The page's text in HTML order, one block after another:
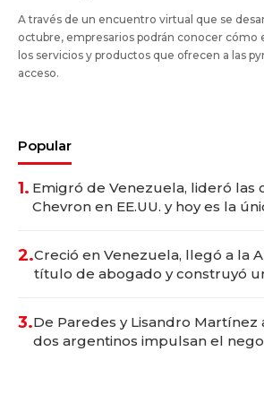
A través de un encuentro virtual que se
octubre, empresarios podrán conocer cómo
los servicios y productos que ofrecen a las
acceso.
Popular
1. Emigró de Venezuela, lideró las
Chevron en EE.UU. y hoy es la
2.Creció en Venezuela, llegó a la
título de abogado y construyó
3.De Paredes y Lisandro Martínez
dos argentinos impulsan el